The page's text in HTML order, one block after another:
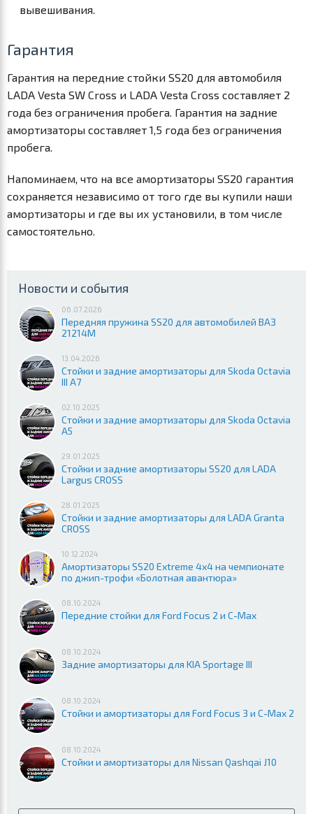
вывешивания.
Гарантия
Гарантия на передние стойки SS20 для автомобиля
LADA Vesta SW Cross и LADA Vesta Cross составляет 2
года без ограничения пробега. Гарантия на задние
амортизаторы составляет 1,5 года без ограничения
пробега.
Напоминаем, что на все амортизаторы SS20 гарантия
сохраняется независимо от того где вы купили наши
амортизаторы и где вы их установили, в том числе
самостоятельно.
Новости и события
06.07.2026
Передняя пружина SS20 для автомобилей ВАЗ
21214М
13.04.2026
Стойки и задние амортизаторы для Skoda Octavia
III A7
02.10.2025
Стойки и задние амортизаторы для Skoda Octavia
A5
29.01.2025
Стойки и задние амортизаторы SS20 для LADA
Largus CROSS
28.01.2025
Стойки и задние амортизаторы для LADA Granta
CROSS
10.12.2024
Амортизаторы SS20 Extreme 4x4 на чемпионате
по джип-трофи «Болотная авантюра»
08.10.2024
Передние стойки для Ford Focus 2 и C-Max
08.10.2024
Задние амортизаторы для KIA Sportage III
08.10.2024
Стойки и амортизаторы для Ford Focus 3 и C-Max 2
08.10.2024
Стойки и амортизаторы для Nissan Qashqai J10